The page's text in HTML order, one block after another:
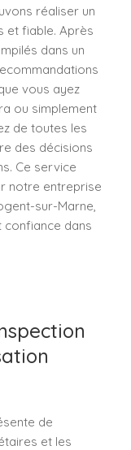
réaliser un
et fiable. Après
dans un
vous ayez
ou simplement
de toutes les
des décisions
Ce service
notre entreprise
sur-Marne,
dans
de
et les